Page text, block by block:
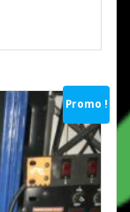
Promo !